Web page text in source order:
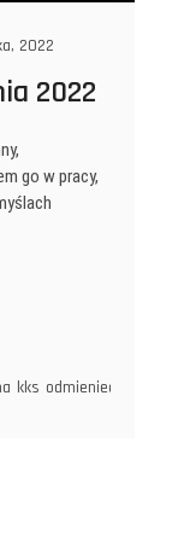
2022
2022
go w pracy,
kks